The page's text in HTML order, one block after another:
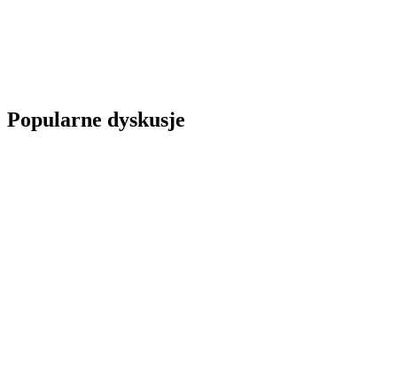
Popularne dyskusje